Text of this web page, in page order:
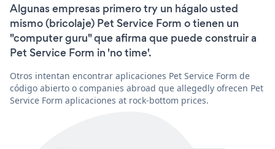
Algunas empresas primero try un hágalo usted
mismo (bricolaje) Pet Service Form o tienen un
"computer guru" que afirma que puede construir a
Pet Service Form in 'no time'.
Otros intentan encontrar aplicaciones Pet Service Form de
código abierto o companies abroad que allegedly ofrecen Pet
Service Form aplicaciones at rock-bottom prices.